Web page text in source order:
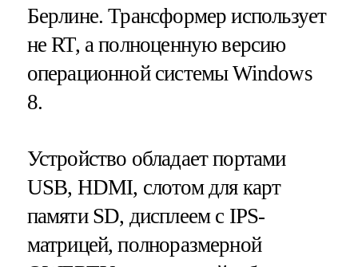
Берлине. Трансформер использует
не RT, а полноценную версию
операционной системы Windows
8.
Устройство обладает портами
USB, HDMI, слотом для карт
памяти SD, дисплеем с IPS-
матрицей, полноразмерной